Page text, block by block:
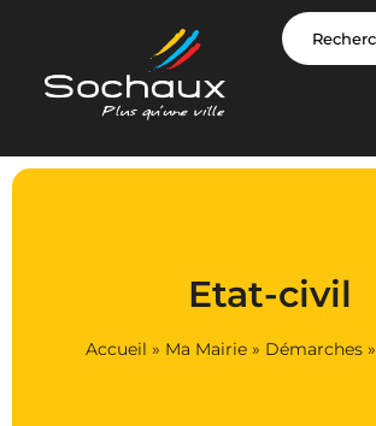
Etat-civil
Accueil » Ma Mairie» Démarches»
Panneau de gestion des cookies